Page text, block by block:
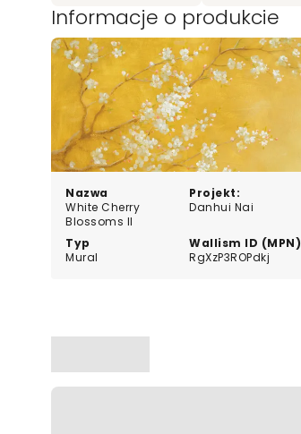
Informacje o produkcie
Nazwa
White Cherry
Blossoms II
Projekt:
Danhui Nai
Typ
Mural
Wallism ID (MPN)
RgXzP3ROPdkj